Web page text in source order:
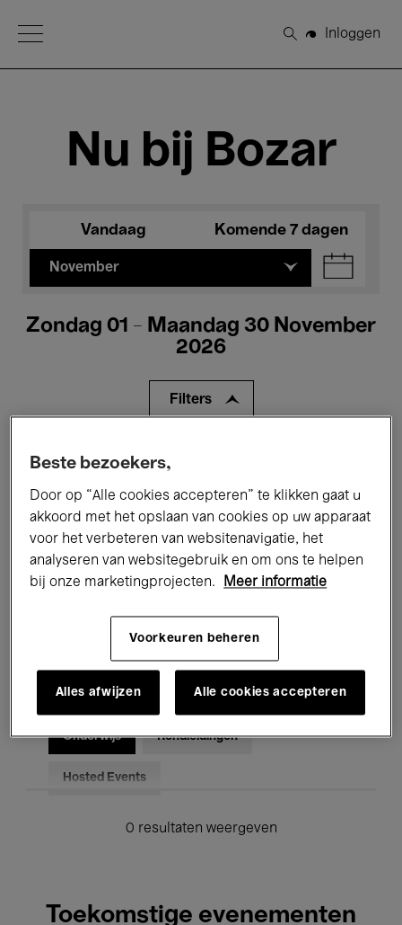
Open Menu
Zoeken
Inloggen
Nu bij Bozar
Vandaag Komende 7 dagen
November
Zondag 01 - Maandag 30 November
2026
Filters
Alle evenementen
Tentoonstellingen Films
Performances Lezingen & Debatten
Jazz Klassieke Muziek Global Music
Voor iedereen Kids’ Palace
Onderwijs Rondleidingen
Hosted Events
0 resultaten weergeven
Toekomstige evenementen
Beste bezoekers,
Door op “Alle cookies accepteren” te klikken gaat u
akkoord met het opslaan van cookies op uw apparaat
voor het verbeteren van websitenavigatie, het
analyseren van websitegebruik en om ons te helpen
bij onze marketingprojecten.
Meer informatie
Voorkeuren beheren
Alles afwijzen Alle cookies accepteren